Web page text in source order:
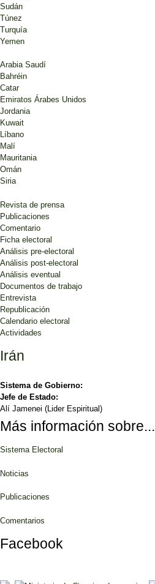
Sudán
Túnez
Turquía
Yemen
Arabia Saudí
Bahréin
Catar
Emiratos Árabes Unidos
Jordania
Kuwait
Líbano
Malí
Mauritania
Omán
Siria
Revista de prensa
Publicaciones
Comentario
Ficha electoral
Análisis pre-electoral
Análisis post-electoral
Análisis eventual
Documentos de trabajo
Entrevista
Republicación
Calendario electoral
Actividades
Irán
Sistema de Gobierno:
Jefe de Estado:
Alí Jamenei (Lider Espiritual)
Más información sobre...
Sistema Electoral
Noticias
Publicaciones
Comentarios
Facebook